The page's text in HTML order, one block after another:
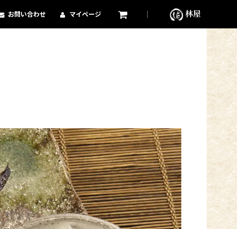
お問い合わせ マイページ 林屋